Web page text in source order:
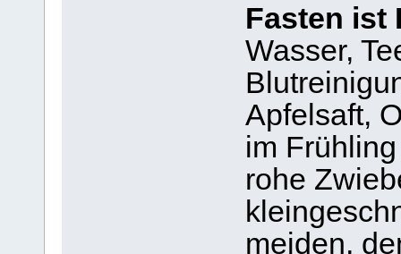
Fasten ist
Wasser,
Apfelsaft,
im
rohe
meiden,